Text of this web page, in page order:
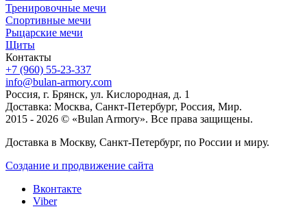
Тренировочные мечи
Спортивные мечи
Рыцарские мечи
Щиты
Контакты
+7 (960) 55-23-337
info@bulan-armory.com
Россия, г. Брянск, ул. Кислородная, д. 1
Доставка: Москва, Санкт-Петербург, Россия, Мир.
2015 - 2026 © «Bulan Armory». Все права защищены.
Доставка в Москву, Санкт-Петербург, по России и миру.
Создание и продвижение сайта
Вконтакте
Viber